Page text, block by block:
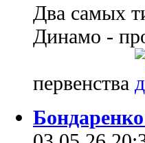
Два самых
Динамо -
первенства